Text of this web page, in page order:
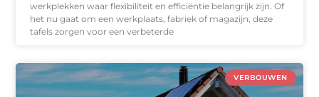
werkplekken waar flexibiliteit en efficiëntie belangrijk zijn. Of
het nu gaat om een werkplaats, fabriek of magazijn, deze
tafels zorgen voor een verbeterde
VERBOUWEN